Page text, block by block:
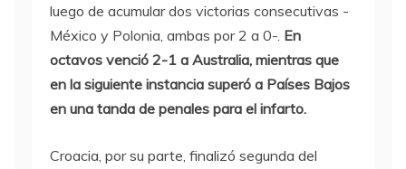
luego de acumular dos victorias consecutivas -
México y Polonia, ambas por 2 a 0-. En
octavos venció 2-1 a Australia, mientras que
en la siguiente instancia superó a Países Bajos
en una tanda de penales para el infarto.
Croacia, por su parte, finalizó segunda del